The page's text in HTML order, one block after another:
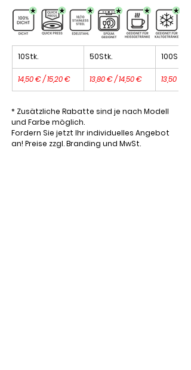
10Stk. 50Stk. 100Stk.
14,50 € / 15,20 € 13,80 € / 14,50 € 13,50 € /
* Zusätzliche Rabatte sind je nach Modell
und Farbe möglich.
Fordern Sie jetzt Ihr individuelles Angebot
an! Preise zzgl. Branding und MwSt.